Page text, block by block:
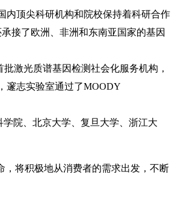
顶尖科研机构和院校保持着科研合作
接了欧洲、非洲和东南亚国家的基因
激光质谱基因检测社会化服务机构，
邃志实验室通过了MOODY
院、北京大学、复旦大学、浙江大
，将积极地从消费者的需求出发，不断